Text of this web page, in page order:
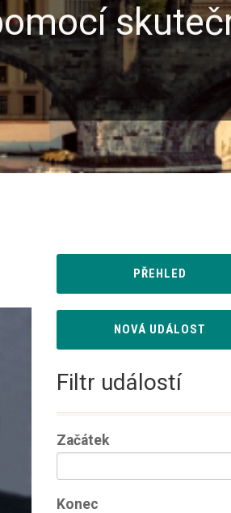
kroniky
PŘEHLED
NOVÁ UDÁLOST
Filtr událostí
Začátek
Konec